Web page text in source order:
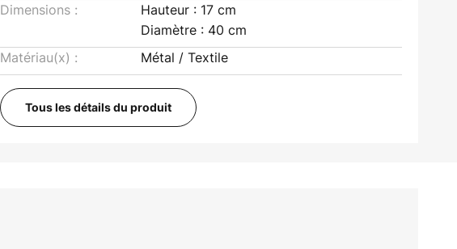
Dimensions :
Hauteur : 17 cm
Diamètre : 40 cm
Matériau(x) :
Métal / Textile
Tous les détails du produit